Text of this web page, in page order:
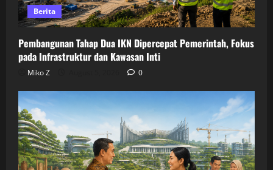
Berita
Pembangunan Tahap Dua IKN Dipercepat Pemerintah, Fokus
pada Infrastruktur dan Kawasan Inti
Miko Z 0